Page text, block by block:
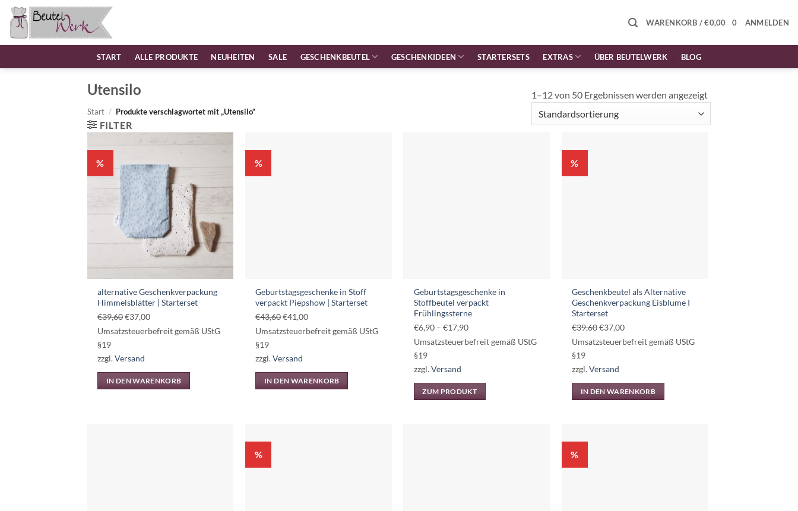
Zum
Inhalt
springen
WARENKORB /€0,00 0 ANMELDEN
START ALLE PRODUKTE NEUHEITEN SALE GESCHENKBEUTEL GESCHENKIDEEN STARTERSETS EXTRAS ÜBER BEUTELWERK BLOG
Utensilo
Start / Produkte verschlagwortet mit „Utensilo“
FILTER
1–12 von 50 Ergebnissen werden angezeigt
%
alternative Geschenkverpackung
Himmelsblätter | Starterset
€39,60Ursprünglicher
Preis
€39,60
€37,00Aktueller
Preis
Umsatzsteuerbefreit gemäß UStG
§19
zzgl.Versand
IN DEN WARENKORB
%
Geburtstagsgeschenke in Stoff
verpackt Piepshow | Starterset
€43,60Ursprünglicher
Preis
€43,60
€41,00Aktueller
Preis
Umsatzsteuerbefreit gemäß UStG
§19
zzgl.Versand
IN DEN WARENKORB
Geburtstagsgeschenke in
Stoffbeutel verpackt
Frühlingssterne
€6,90 – €17,90Preisspanne:
€6,90
Umsatzsteuerbefreit gemäß UStG
§19
zzgl.Versand
ZUM PRODUKT
%
Geschenkbeutel als Alternative
Geschenkverpackung Eisblume I
Starterset
€39,60Ursprünglicher
Preis
€39,60
€37,00Aktueller
Preis
Umsatzsteuerbefreit gemäß UStG
§19
zzgl.Versand
IN DEN WARENKORB
% %